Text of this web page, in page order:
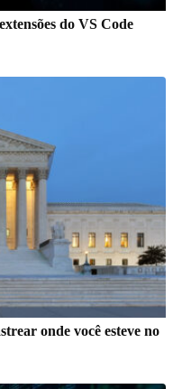
do VS Code
onde você esteve no